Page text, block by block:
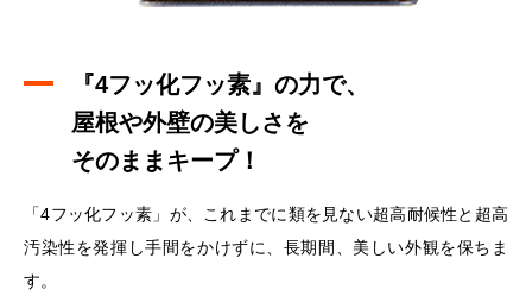
『4フッ化フッ素』の力で、
屋根や外壁の美しさを
そのままキープ！
「4フッ化フッ素」が、これまでに類を見ない超高耐候性と超高
汚染性を発揮し手間をかけずに、長期間、美しい外観を保ちま
す。